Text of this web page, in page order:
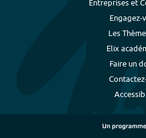
Entreprises et
Engagez-
Les
Elix
Faire un